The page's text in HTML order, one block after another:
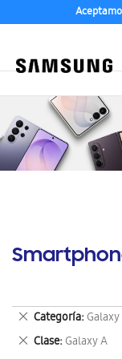
Categoría
Eliminar
este
artículo
Clase Galaxy A
Eliminar